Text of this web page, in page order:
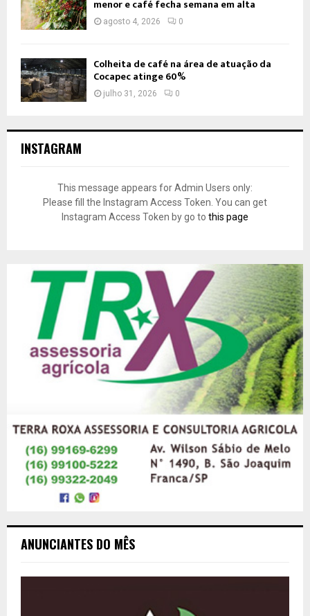
menor e café fecha semana em alta
agosto 4, 2026 0
Colheita de café na área de atuação da
Cocapec atinge 60%
julho 31, 2026 0
INSTAGRAM
This message appears for Admin Users only:
Please fill the Instagram Access Token. You can get
Instagram Access Token by go to this page
ANUNCIANTES DO MÊS